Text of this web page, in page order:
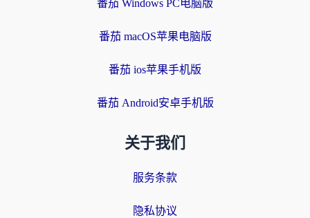
番茄 Windows PC电脑版
番茄 macOS苹果电脑版
番茄 ios苹果手机版
番茄 Android安卓手机版
关于我们
服务条款
隐私协议